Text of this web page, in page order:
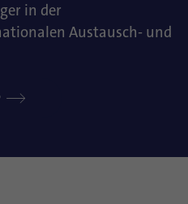
in der
Austausch- und